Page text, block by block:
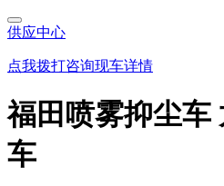
供应中心
点我拨打咨询现车详情
福田喷雾抑尘车
车